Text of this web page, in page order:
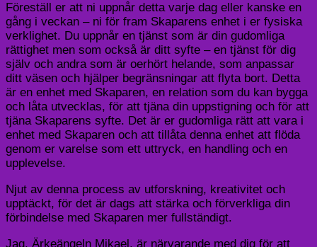
Föreställ er att ni uppnår detta varje dag eller kanske en
gång i veckan – ni för fram Skaparens enhet i er fysiska
verklighet. Du uppnår en tjänst som är din gudomliga
rättighet men som också är ditt syfte – en tjänst för dig
själv och andra som är oerhört helande, som anpassar
ditt väsen och hjälper begränsningar att flyta bort. Detta
är en enhet med Skaparen, en relation som du kan bygga
och låta utvecklas, för att tjäna din uppstigning och för att
tjäna Skaparens syfte. Det är er gudomliga rätt att vara i
enhet med Skaparen och att tillåta denna enhet att flöda
genom er varelse som ett uttryck, en handling och en
upplevelse.
Njut av denna process av utforskning, kreativitet och
upptäckt, för det är dags att stärka och förverkliga din
förbindelse med Skaparen mer fullständigt.
Jag, Ärkeängeln Mikael, är närvarande med dig för att